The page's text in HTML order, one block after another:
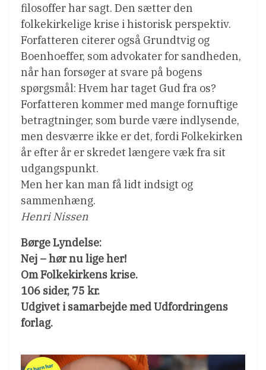
filosoffer har sagt. Den sætter den
folkekirkelige krise i historisk perspektiv.
Forfatteren citerer også Grundtvig og
Boenhoeffer, som advokater for sandheden,
når han forsøger at svare på bogens
spørgsmål: Hvem har taget Gud fra os?
Forfatteren kommer med mange fornuftige
betragtninger, som burde være indlysende,
men desværre ikke er det, fordi Folkekirken
år efter år er skredet længere væk fra sit
udgangspunkt.
Men her kan man få lidt indsigt og
sammenhæng.
Henri Nissen
Børge Lyndelse:
Nej – hør nu lige her!
Om Folkekirkens krise.
106 sider, 75 kr.
Udgivet i samarbejde med Udfordringens
forlag.